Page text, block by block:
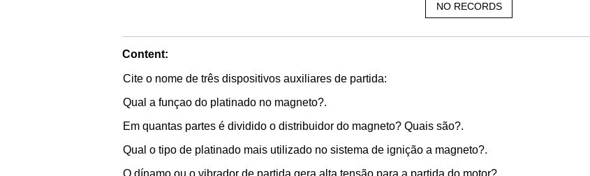
NO RECORDS
Content:
Cite o nome de três dispositivos auxiliares de partida:
Qual a funçao do platinado no magneto?.
Em quantas partes é dividido o distribuidor do magneto? Quais são?.
Qual o tipo de platinado mais utilizado no sistema de ignição a magneto?.